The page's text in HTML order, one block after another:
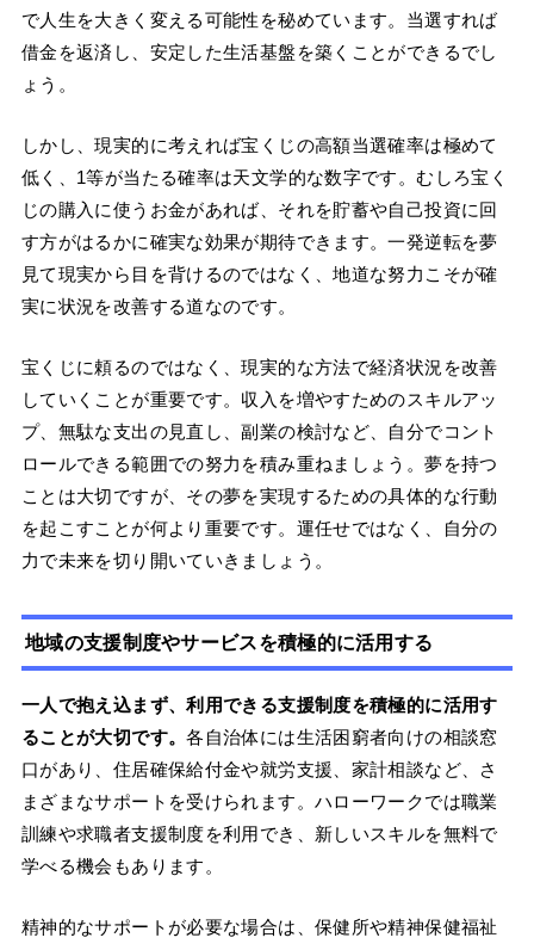
で人生を大きく変える可能性を秘めています。当選すれば
借金を返済し、安定した生活基盤を築くことができるでし
ょう。
しかし、現実的に考えれば宝くじの高額当選確率は極めて
低く、1等が当たる確率は天文学的な数字です。むしろ宝く
じの購入に使うお金があれば、それを貯蓄や自己投資に回
す方がはるかに確実な効果が期待できます。一発逆転を夢
見て現実から目を背けるのではなく、地道な努力こそが確
実に状況を改善する道なのです。
宝くじに頼るのではなく、現実的な方法で経済状況を改善
していくことが重要です。収入を増やすためのスキルアッ
プ、無駄な支出の見直し、副業の検討など、自分でコント
ロールできる範囲での努力を積み重ねましょう。夢を持つ
ことは大切ですが、その夢を実現するための具体的な行動
を起こすことが何より重要です。運任せではなく、自分の
力で未来を切り開いていきましょう。
地域の支援制度やサービスを積極的に活用する
一人で抱え込まず、利用できる支援制度を積極的に活用す
ることが大切です。各自治体には生活困窮者向けの相談窓
口があり、住居確保給付金や就労支援、家計相談など、さ
まざまなサポートを受けられます。ハローワークでは職業
訓練や求職者支援制度を利用でき、新しいスキルを無料で
学べる機会もあります。
精神的なサポートが必要な場合は、保健所や精神保健福祉